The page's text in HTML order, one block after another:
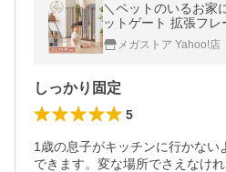
＼ペットのいるお家
ットゲート 拡張フレ
っ張り式 柵 室内 赤
グ キッチン 安全対策
メガストア Yahoo!店
しっかり固定
5
1歳の息子がキッチンに行かない
できます。変な場所でさえなけ